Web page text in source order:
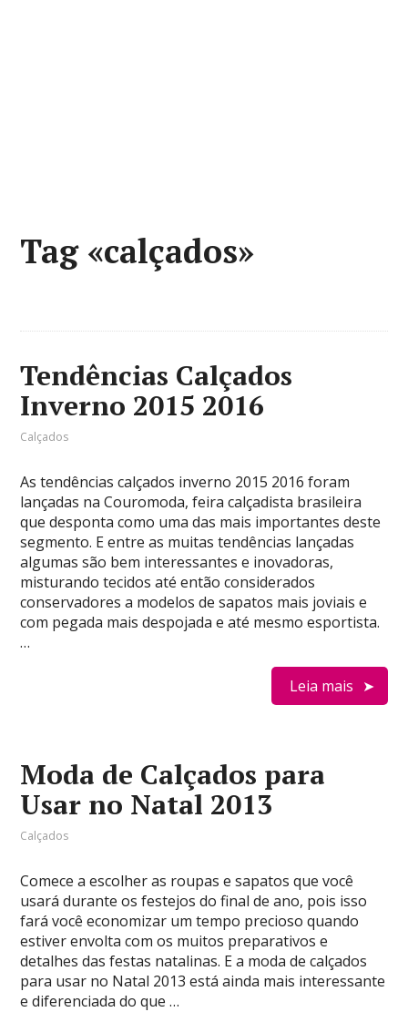
Tag «calçados»
Tendências Calçados
Inverno 2015 2016
Calçados
As tendências calçados inverno 2015 2016 foram
lançadas na Couromoda, feira calçadista brasileira
que desponta como uma das mais importantes deste
segmento. E entre as muitas tendências lançadas
algumas são bem interessantes e inovadoras,
misturando tecidos até então considerados
conservadores a modelos de sapatos mais joviais e
com pegada mais despojada e até mesmo esportista.
…
Leia mais
Moda de Calçados para
Usar no Natal 2013
Calçados
Comece a escolher as roupas e sapatos que você
usará durante os festejos do final de ano, pois isso
fará você economizar um tempo precioso quando
estiver envolta com os muitos preparativos e
detalhes das festas natalinas. E a moda de calçados
para usar no Natal 2013 está ainda mais interessante
e diferenciada do que …